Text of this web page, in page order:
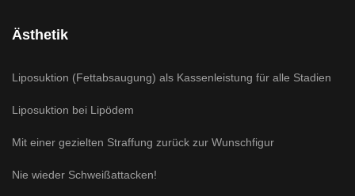
Ästhetik
Liposuktion (Fettabsaugung) als Kassenleistung für alle Stadien
Liposuktion bei Lipödem
Mit einer gezielten Straffung zurück zur Wunschfigur
Nie wieder Schweißattacken!